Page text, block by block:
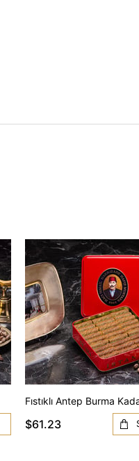
Fıstıklı Antep Burma
$61.23